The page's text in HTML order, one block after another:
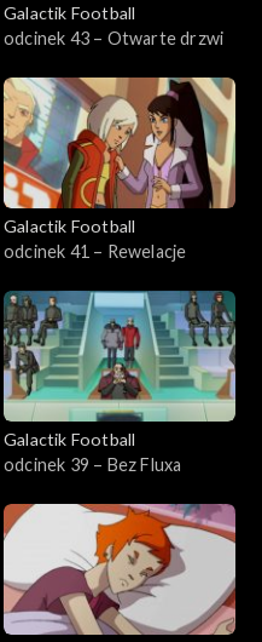
Galactik Football
odcinek 43 – Otwarte drzwi
Galactik Football
odcinek 41 – Rewelacje
Galactik Football
odcinek 39 – Bez Fluxa